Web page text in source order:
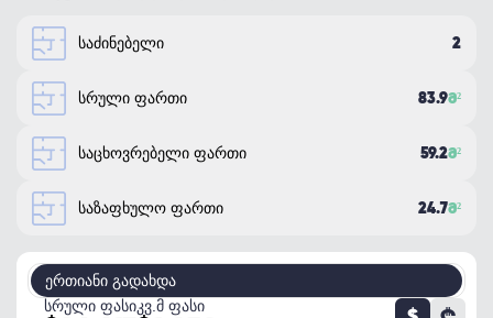
საძინებელი 2
სრული ფართი 83.9Მ²
საცხოვრებელი ფართი 59.2Მ²
საზაფხულო ფართი 24.7Მ²
ერთიანი გადახდა
სრული ფასიკვ.მ ფასი